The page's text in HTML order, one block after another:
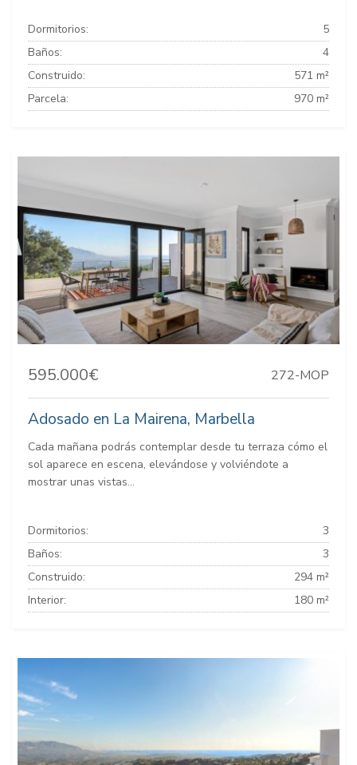
Dormitorios:
5
Baños:
4
Construido:
571 m²
Parcela:
970 m²
595.000€ 272-MOP
Adosado en La Mairena, Marbella
Cada mañana podrás contemplar desde tu terraza cómo el
sol aparece en escena, elevándose y volviéndote a
mostrar unas vistas...
Dormitorios:
3
Baños:
3
Construido:
294 m²
Interior:
180 m²